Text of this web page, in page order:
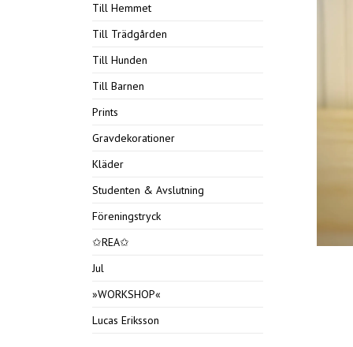
Till Hemmet
Till Trädgården
Till Hunden
Till Barnen
Prints
Gravdekorationer
Kläder
Studenten & Avslutning
Föreningstryck
✩REA✩
Jul
»WORKSHOP«
Lucas Eriksson